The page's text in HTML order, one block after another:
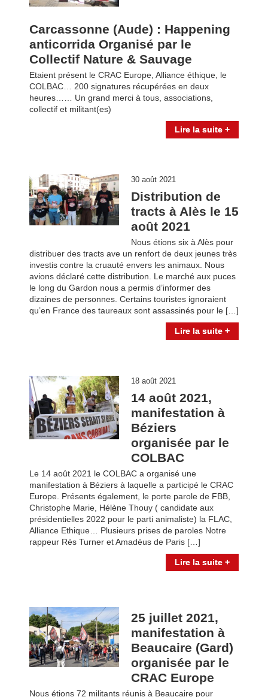
Carcassonne (Aude) : Happening
anticorrida Organisé par le
Collectif Nature & Sauvage
Etaient présent le CRAC Europe, Alliance éthique, le
COLBAC… 200 signatures récupérées en deux
heures…… Un grand merci à tous, associations,
collectif et militant(es)
Lire la suite +
30 août 2021
Distribution de
tracts à Alès le 15
août 2021
Nous étions six à Alès pour
distribuer des tracts ave un renfort de deux jeunes très
investis contre la cruauté envers les animaux. Nous
avions déclaré cette distribution. Le marché aux puces
le long du Gardon nous a permis d’informer des
dizaines de personnes. Certains touristes ignoraient
qu’en France des taureaux sont assassinés pour le […]
Lire la suite +
18 août 2021
14 août 2021,
manifestation à
Béziers
organisée par le
COLBAC
Le 14 août 2021 le COLBAC a organisé une
manifestation à Béziers à laquelle a participé le CRAC
Europe. Présents également, le porte parole de FBB,
Christophe Marie, Hélène Thouy ( candidate aux
présidentielles 2022 pour le parti animaliste) la FLAC,
Alliance Ethique… Plusieurs prises de paroles Notre
rappeur Rès Turner et Amadèus de Paris […]
Lire la suite +
25 juillet 2021,
manifestation à
Beaucaire (Gard)
organisée par le
CRAC Europe
Nous étions 72 militants réunis à Beaucaire pour